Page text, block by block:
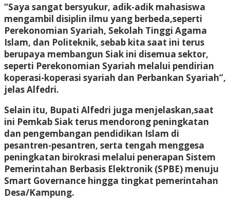
“Saya sangat bersyukur, adik-adik mahasiswa
mengambil disiplin ilmu yang berbeda,seperti
Perekonomian Syariah, Sekolah Tinggi Agama
Islam, dan Politeknik, sebab kita saat ini terus
berupaya membangun Siak ini disemua sektor,
seperti Perekonomian Syariah melalui pendirian
koperasi-koperasi syariah dan Perbankan Syariah”,
jelas Alfedri.
Selain itu, Bupati Alfedri juga menjelaskan,saat
ini Pemkab Siak terus mendorong peningkatan
dan pengembangan pendidikan Islam di
pesantren-pesantren, serta tengah menggesa
peningkatan birokrasi melalui penerapan Sistem
Pemerintahan Berbasis Elektronik (SPBE) menuju
Smart Governance hingga tingkat pemerintahan
Desa/Kampung.